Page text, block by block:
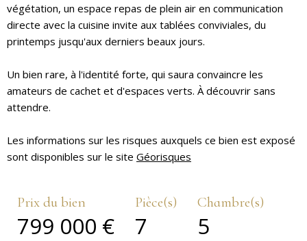
végétation, un espace repas de plein air en communication
directe avec la cuisine invite aux tablées conviviales, du
printemps jusqu'aux derniers beaux jours.
Un bien rare, à l'identité forte, qui saura convaincre les
amateurs de cachet et d'espaces verts. À découvrir sans
attendre.
Les informations sur les risques auxquels ce bien est exposé
sont disponibles sur le site Géorisques
Prix du bien
799 000 €
Pièce(s)
7
Chambre(s)
5